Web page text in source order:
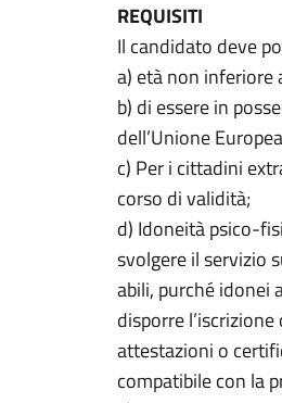
REQUISITI
Il candidato deve
a) età non inferiore
b) di essere in
dell’Unione
c) Per i cittadini
corso di validità;
d) Idoneità psico-
svolgere il servizio
abili, purché idonei
disporre
attestazioni o
compatibile con la